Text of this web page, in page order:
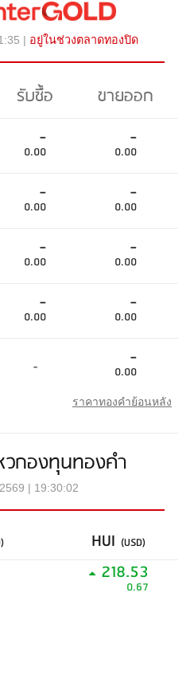
| อยู่ในช่วงตลาดทองปิด
รับซื้อ
ขายออก
-
0.00
-
0.00
-
0.00
-
0.00
-
0.00
-
0.00
-
0.00
-
0.00
- -
0.00
ราคาทองคำย้อนหลัง
วกองทุนทองคำ
| 19:30:02
HUI (USD)
218.53
0.67